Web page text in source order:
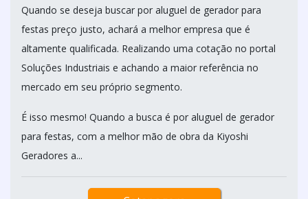
Quando se deseja buscar por aluguel de gerador para
festas preço justo, achará a melhor empresa que é
altamente qualificada. Realizando uma cotação no portal
Soluções Industriais e achando a maior referência no
mercado em seu próprio segmento.
É isso mesmo! Quando a busca é por aluguel de gerador
para festas, com a melhor mão de obra da Kiyoshi
Geradores a...